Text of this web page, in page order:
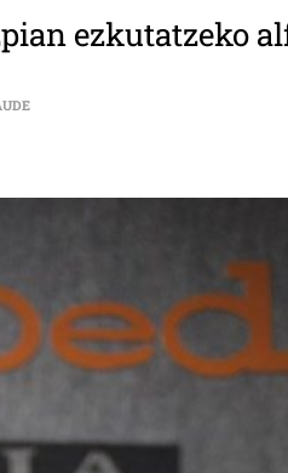
ezkutatzeko
EKAITZ SAMANIEGO: